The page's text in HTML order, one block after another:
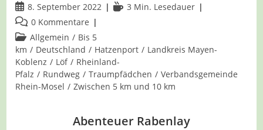
Beitrag
veröffentlicht:
8. September 2022 Lesedauer:
3 Min. Lesedauer
Beitrags-
Kommentare:
0 Kommentare
Beitrags-
Kategorie:
Allgemein / Bis 5
km / Deutschland / Hatzenport / Landkreis Mayen-
Koblenz / Löf / Rheinland-
Pfalz / Rundweg / Traumpfädchen / Verbandsgemeinde
Rhein-Mosel / Zwischen 5 km und 10 km
Abenteuer Rabenlay